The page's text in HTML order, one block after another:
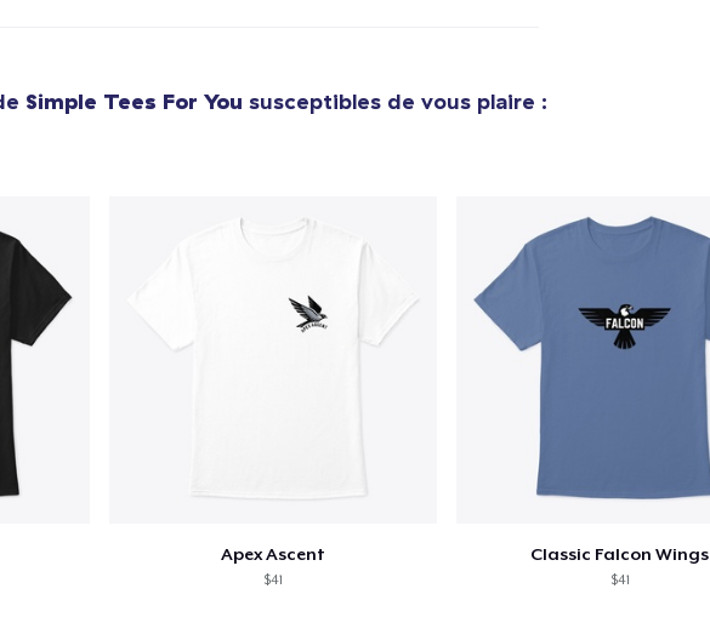
Simple Tees For You susceptibles de vous plaire :
Apex Ascent
$41
Classic Falcon Wings
$41